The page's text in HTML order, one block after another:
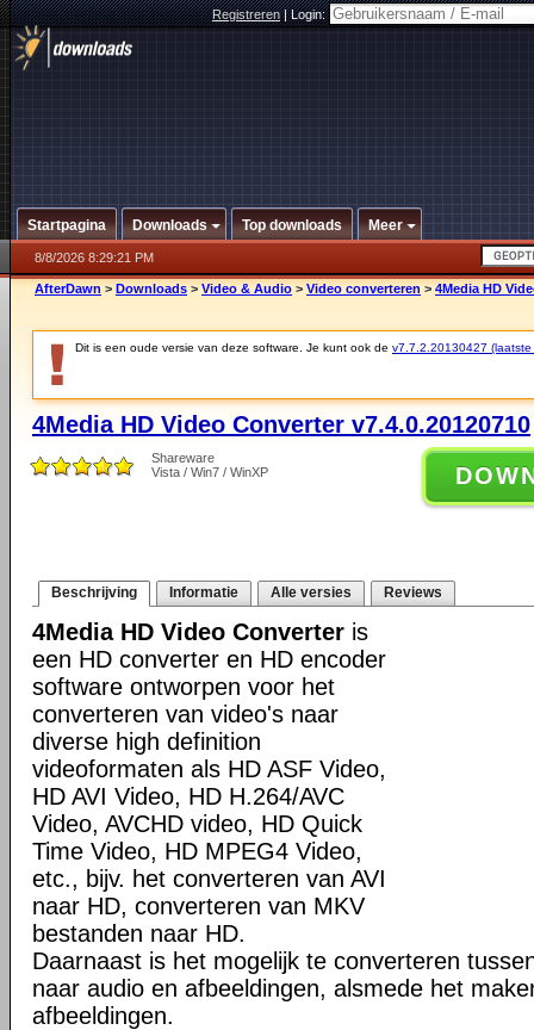
Registreren|Login:
Startpagina Downloads Top downloads Meer
8/8/2026 8:29:21 PM
AfterDawn > Downloads > Video & Audio > Video converteren > 4Media HD
Dit is een oude versie van deze software. Je kunt ook de v7.7.2.20130427 (laatste
4Media HD Video Converter v7.4.0.20120710
Shareware
Vista / Win7 / WinXP
Beschrijving Informatie Alle versies Reviews
4Media HD Video Converter is
een HD converter en HD encoder
software ontworpen voor het
converteren van video's naar
diverse high definition
videoformaten als HD ASF Video,
HD AVI Video, HD H.264/AVC
Video, AVCHD video, HD Quick
Time Video, HD MPEG4 Video,
etc., bijv. het converteren van AVI
naar HD, converteren van MKV
bestanden naar HD.
Daarnaast is het mogelijk te converteren
naar audio en afbeeldingen, alsmede het
afbeeldingen.